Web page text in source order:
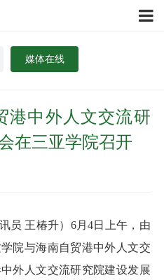
媒体在线
港中外人文交流研
在三亚学院召开
王椿升）6月4日上午，由
院与海南自贸港中外人文交
外人文交流研究院建设发展